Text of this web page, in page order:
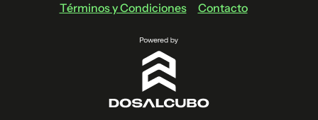
Términos y Condiciones
Contacto